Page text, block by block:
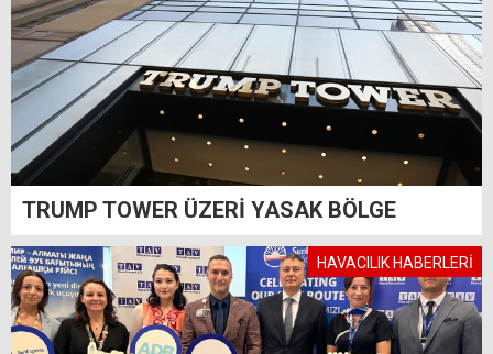
TRUMP TOWER ÜZERİ YASAK BÖLGE
HAVACILIK HABERLERİ